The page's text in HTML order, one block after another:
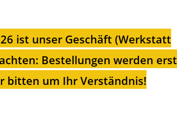
ist unser Geschäft (Werkstatt
Bestellungen werden erst
bitten um Ihr Verständnis!